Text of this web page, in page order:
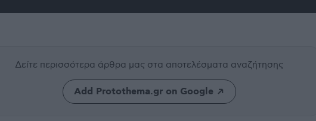
Δείτε περισσότερα άρθρα μας στα αποτελέσματα αναζήτησης
Add Protothema.gr on Google